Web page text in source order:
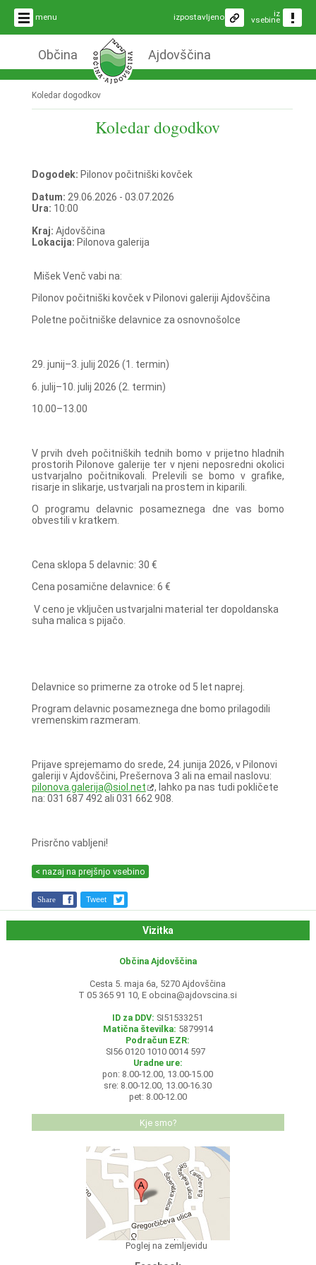
menu iz
vsebine
izpostavljeno
Občina Ajdovščina
Koledar dogodkov
Koledar dogodkov
Dogodek: Pilonov počitniški kovček
Datum: 29.06.2026 - 03.07.2026
Ura: 10:00
Kraj: Ajdovščina
Lokacija: Pilonova galerija
Mišek Venč vabi na:
Pilonov počitniški kovček v Pilonovi galeriji Ajdovščina
Poletne počitniške delavnice za osnovnošolce
29. junij–3. julij 2026 (1. termin)
6. julij–10. julij 2026 (2. termin)
10.00–13.00
V prvih dveh počitniških tednih bomo v prijetno hladnih
prostorih Pilonove galerije ter v njeni neposredni okolici
ustvarjalno počitnikovali. Prelevili se bomo v grafike,
risarje in slikarje, ustvarjali na prostem in kiparili.
O programu delavnic posameznega dne vas bomo
obvestili v kratkem.
Cena sklopa 5 delavnic: 30 €
Cena posamične delavnice: 6 €
V ceno je vključen ustvarjalni material ter dopoldanska
suha malica s pijačo.
Delavnice so primerne za otroke od 5 let naprej.
Program delavnic posameznega dne bomo prilagodili
vremenskim razmeram.
Prijave sprejemamo do srede, 24. junija 2026, v Pilonovi
galeriji v Ajdovščini, Prešernova 3 ali na email naslovu:
pilonova.galerija@siol.net
, lahko pa nas tudi pokličete
na: 031 687 492 ali 031 662 908.
Prisrčno vabljeni!
< nazaj na prejšnjo vsebino
Share Tweet
Vizitka
Občina Ajdovščina
Cesta 5. maja 6a, 5270 Ajdovščina
T 05 365 91 10, E obcina@ajdovscina.si
ID za DDV: SI51533251
Matična številka: 5879914
Podračun EZR:
SI56 0120 1010 0014 597
Uradne ure:
pon: 8.00-12.00, 13.00-15.00
sre: 8.00-12.00, 13.00-16.30
pet: 8.00-12.00
Kje smo?
Poglej na zemljevidu